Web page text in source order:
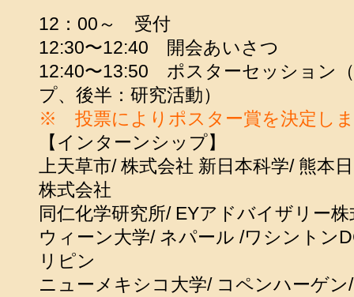
12：00～ 受付
12:30〜12:40 開会あいさつ
12:40〜13:50 ポスターセッション
プ、後半：研究活動）
※ 投票によりポスター賞を決定し
【インターンシップ】
上天草市/ 株式会社 新日本科学/ 熊本
株式会社
同仁化学研究所/ EYアドバイザリー株
ウィーン大学/ ネパール /ワシントン
リピン
ニューメキシコ大学/ コペンハーゲ